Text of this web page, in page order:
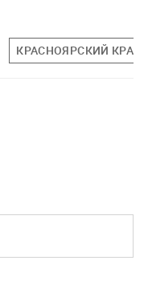
КРАСНОЯРСКИЙ КРАЙ